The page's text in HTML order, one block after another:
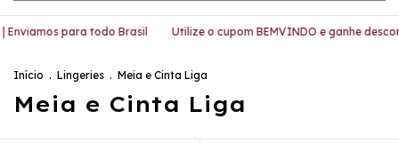
para todo Brasil Utilize o cupom BEMVINDO e ganhe desconto!
Início . Lingeries . Meia e Cinta Liga
Meia e Cinta Liga